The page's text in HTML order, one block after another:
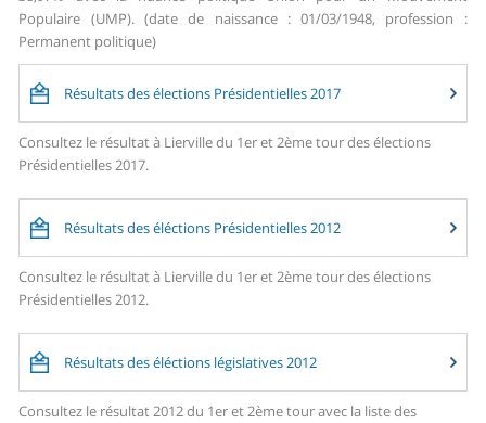
Populaire (UMP). (date de naissance : 01/03/1948, profession :
Permanent politique)
Résultats des élections Présidentielles 2017
Consultez le résultat à Lierville du 1er et 2ème tour des élections
Présidentielles 2017.
Résultats des éléctions Présidentielles 2012
Consultez le résultat à Lierville du 1er et 2ème tour des élections
Présidentielles 2012.
Résultats des éléctions législatives 2012
Consultez le résultat 2012 du 1er et 2ème tour avec la liste des